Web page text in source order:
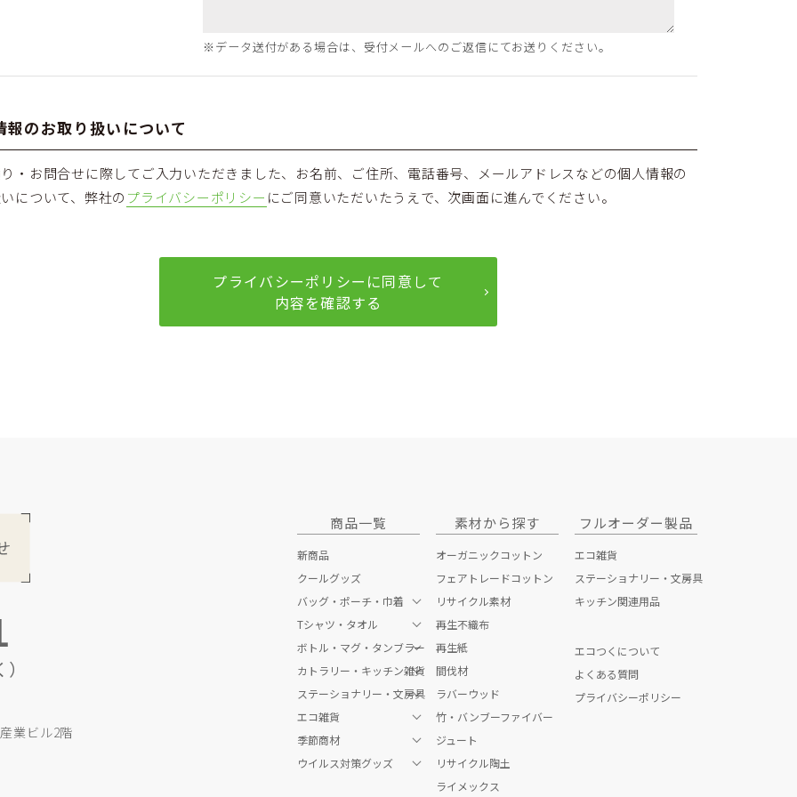
※データ送付がある場合は、受付メールへのご返信にてお送りください。
報のお取り扱いについて
・お問合せに際してご入力いただきました、お名前、ご住所、電話番号、メールアドレスなどの個人情報の
について、弊社の プライバシーポリシー にご同意いただいたうえで、次画面に進んでください。
プライバシーポリシーに同意して
内容を確認する
業ビル2階
商品一覧
新商品
クールグッズ
バッグ・ポーチ・巾着
トートバッグ
折りたたみエコバッグ
不織布バッグ
保冷・保温バッグ
ポーチ・巾着
Tシャツ・タオル
Tシャツ
タオル
ボトル・マグ・タンブラー
ボトル
マグカップ
タンブラー
カトラリー・キッチン雑貨
スプーン・フォーク・お箸
ストロー
その他キッチン雑貨
ステーショナリー・文房具
ペン
ノート
クリアファイル
エコ雑貨
防災グッズ
モバイルグッズ
季節商材
あったかグッズ
ウイルス対策グッズ
素材から探す
オーガニックコットン
フェアトレードコットン
リサイクル素材
再生不織布
再生紙
間伐材
ラバーウッド
竹・バンブーファイバー
ジュート
リサイクル陶土
ライメックス
フルオーダー製品
エコ雑貨
ステーショナリー・文房具
キッチン関連用品
エコつくについて
よくある質問
プライバシーポリシー